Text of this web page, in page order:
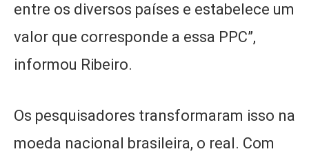
entre os diversos países e estabelece um
valor que corresponde a essa PPC”,
informou Ribeiro.
Os pesquisadores transformaram isso na
moeda nacional brasileira, o real. Com